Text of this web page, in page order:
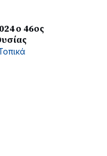
ο 46ος